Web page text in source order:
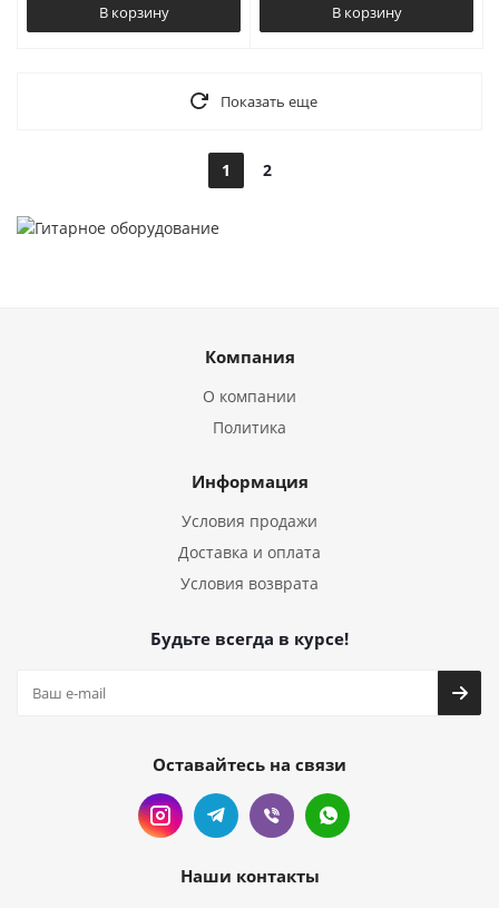
В корзину В корзину
Показать еще
1 2
Компания
О компании
Политика
Информация
Условия продажи
Доставка и оплата
Условия возврата
Будьте всегда в курсе!
Оставайтесь на связи
Наши контакты